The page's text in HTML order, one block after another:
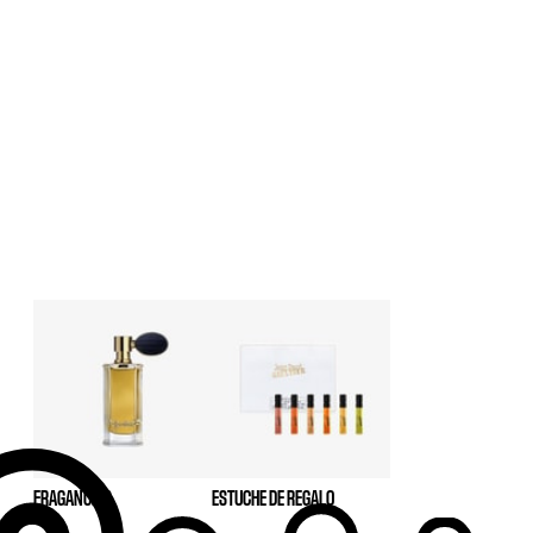
FRAGANCIAS
ESTUCHE DE REGALO